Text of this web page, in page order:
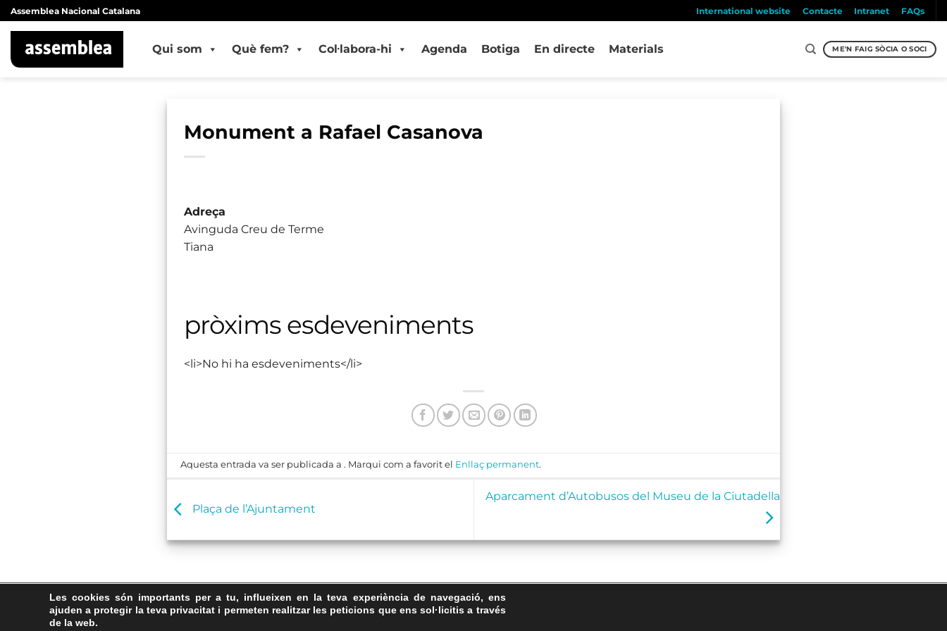
Skip
to
content
Assemblea Nacional Catalana International website Contacte Intranet FAQs
Qui som Què fem? Col·labora-hi Agenda Botiga En directe Materials ME'N FAIG SÒCIA O SOCI
Monument a Rafael Casanova
Adreça
Avinguda Creu de Terme
Tiana
pròxims esdeveniments
<li>No hi ha esdeveniments</li>
Aquesta entrada va ser publicada a . Marqui com a favorit el Enllaç permanent.
Plaça de l’Ajuntament
Aparcament d’Autobusos del Museu de la Ciutadella
Avís Legal·Política de Privacitat ·Política de Cookies
Les cookies són importants per a tu, influeixen en la teva experiència de navegació, ens
ajuden a protegir la teva privacitat i permeten realitzar les peticions que ens sol·licitis a través
de la web.